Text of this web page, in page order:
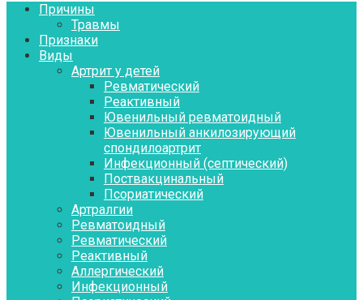
Причины
Травмы
Признаки
Виды
Артрит у детей
Ревматический
Реактивный
Ювенильный ревматоидный
Ювенильный анкилозирующий
спондилоартрит
Инфекционный (септический)
Поствакцинальный
Псориатический
Артралгии
Ревматоидный
Ревматический
Реактивный
Аллергический
Инфекционный